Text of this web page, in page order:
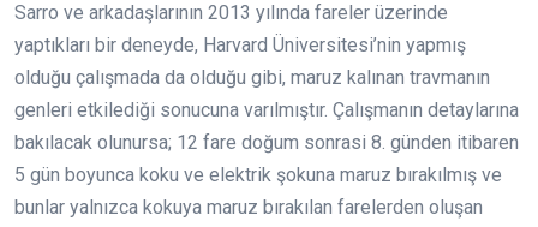
Sarro ve arkadaşlarının 2013 yılında fareler üzerinde
yaptıkları bir deneyde, Harvard Üniversitesi’nin yapmış
olduğu çalışmada da olduğu gibi, maruz kalınan travmanın
genleri etkilediği sonucuna varılmıştır. Çalışmanın detaylarına
bakılacak olunursa; 12 fare doğum sonrasi 8. günden itibaren
5 gün boyunca koku ve elektrik şokuna maruz bırakılmış ve
bunlar yalnızca kokuya maruz bırakılan farelerden oluşan